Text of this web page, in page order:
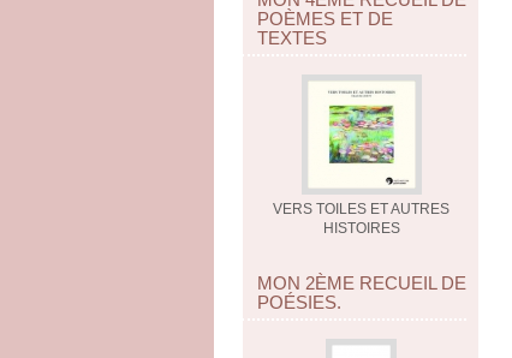
POÈMES ET DE
TEXTES
VERS TOILES ET AUTRES
HISTOIRES
MON 2ÈME RECUEIL DE
POÉSIES.